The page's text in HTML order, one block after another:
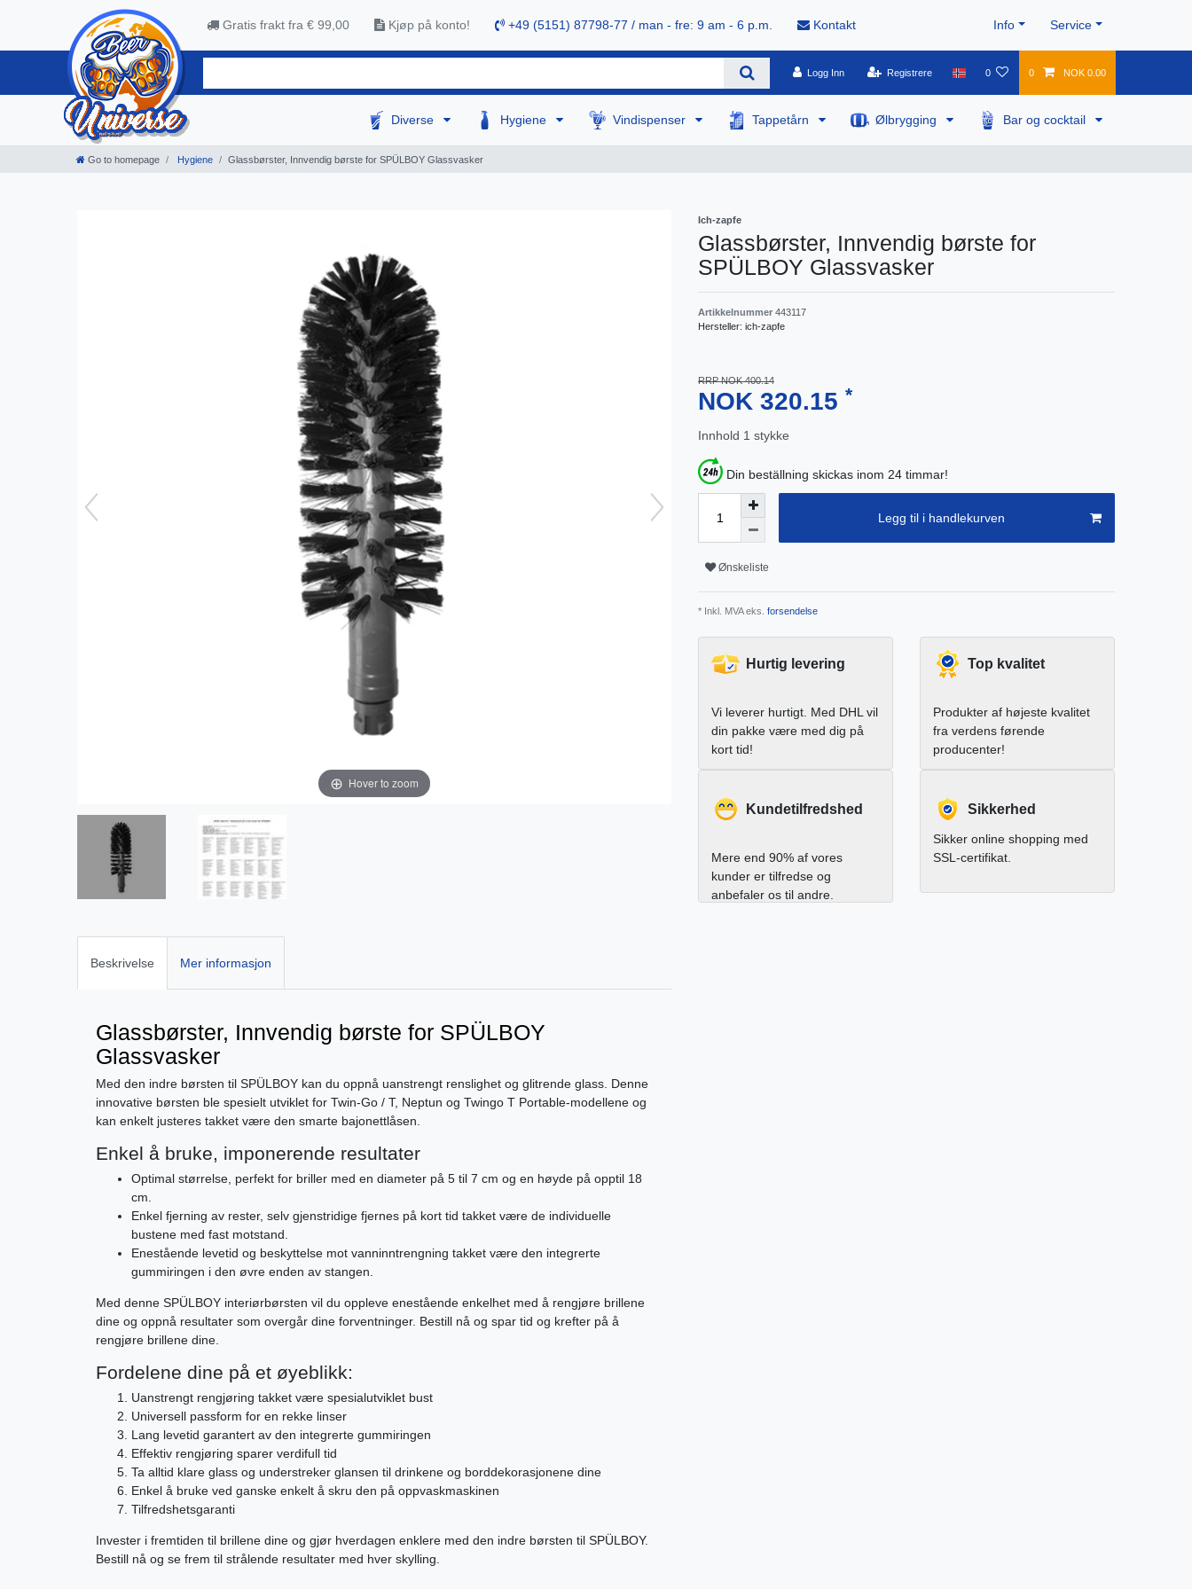
Gratis frakt fra € 99,00 Kjøp på konto! +49 (5151) 87798-77 / man - fre: 9 am - 6 p.m. Kontakt Info Service
Logg Inn Registrere 0 0 NOK 0.00
Diverse Hygiene Vindispenser Tappetårn Ølbrygging Bar og cocktail
Go to homepage Hygiene Glassbørster, Innvendig børste for SPÜLBOY Glassvasker
Hover to zoom
Beskrivelse Mer informasjon
Glassbørster, Innvendig børste for SPÜLBOY
Glassvasker
Med den indre børsten til SPÜLBOY kan du oppnå uanstrengt renslighet og glitrende glass. Denne
innovative børsten ble spesielt utviklet for Twin-Go / T, Neptun og Twingo T Portable-modellene og
kan enkelt justeres takket være den smarte bajonettlåsen.
Enkel å bruke, imponerende resultater
Optimal størrelse, perfekt for briller med en diameter på 5 til 7 cm og en høyde på opptil 18
cm.
Enkel fjerning av rester, selv gjenstridige fjernes på kort tid takket være de individuelle
bustene med fast motstand.
Enestående levetid og beskyttelse mot vanninntrengning takket være den integrerte
gummiringen i den øvre enden av stangen.
Med denne SPÜLBOY interiørbørsten vil du oppleve enestående enkelhet med å rengjøre brillene
dine og oppnå resultater som overgår dine forventninger. Bestill nå og spar tid og krefter på å
rengjøre brillene dine.
Fordelene dine på et øyeblikk:
Uanstrengt rengjøring takket være spesialutviklet bust
Universell passform for en rekke linser
Lang levetid garantert av den integrerte gummiringen
Effektiv rengjøring sparer verdifull tid
Ta alltid klare glass og understreker glansen til drinkene og borddekorasjonene dine
Enkel å bruke ved ganske enkelt å skru den på oppvaskmaskinen
Tilfredshetsgaranti
Invester i fremtiden til brillene dine og gjør hverdagen enklere med den indre børsten til SPÜLBOY.
Bestill nå og se frem til strålende resultater med hver skylling.
Ich-zapfe
Glassbørster, Innvendig børste for
SPÜLBOY Glassvasker
Artikkelnummer 443117
Hersteller: ich-zapfe
RRP NOK 400.14
NOK 320.15 *
Innhold 1 stykke
Din beställning skickas inom 24 timmar!
Legg til i handlekurven
Ønskeliste
* Inkl. MVA eks. forsendelse
Hurtig levering
Vi leverer hurtigt. Med DHL vil
din pakke være med dig på
kort tid!
Top kvalitet
Produkter af højeste kvalitet
fra verdens førende
producenter!
Kundetilfredshed
Mere end 90% af vores
kunder er tilfredse og
anbefaler os til andre.
Sikkerhed
Sikker online shopping med
SSL-certifikat.